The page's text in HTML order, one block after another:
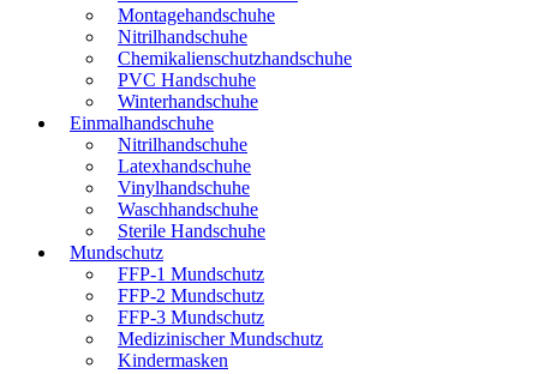
Montagehandschuhe
Nitrilhandschuhe
Chemikalienschutzhandschuhe
PVC Handschuhe
Winterhandschuhe
Einmalhandschuhe
Nitrilhandschuhe
Latexhandschuhe
Vinylhandschuhe
Waschhandschuhe
Sterile Handschuhe
Mundschutz
FFP-1 Mundschutz
FFP-2 Mundschutz
FFP-3 Mundschutz
Medizinischer Mundschutz
Kindermasken